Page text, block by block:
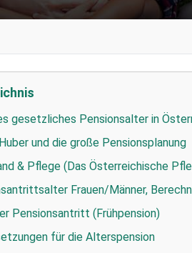
gesetzliches Pensionsalter in
und die große Pensionsplanung
& Pflege (Das Österreichische
Frauen/Männer,
Pensionsantritt (Frühpension)
für die Alterspension